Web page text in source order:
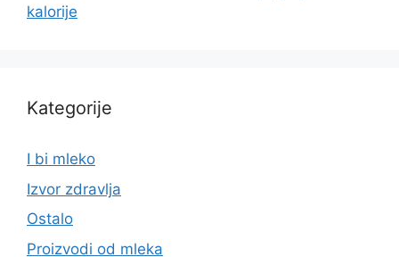
kalorije
Kategorije
I bi mleko
Izvor zdravlja
Ostalo
Proizvodi od mleka